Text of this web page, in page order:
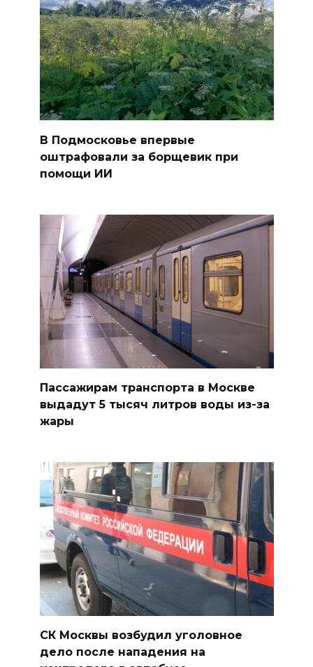
В Подмосковье впервые
оштрафовали за борщевик при
помощи ИИ
Пассажирам транспорта в Москве
выдадут 5 тысяч литров воды из-за
жары
СК Москвы возбудил уголовное
дело после нападения на